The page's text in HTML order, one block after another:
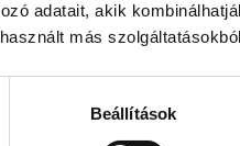
adatait, akik
más
Beállítások